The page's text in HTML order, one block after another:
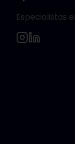
Especialistas